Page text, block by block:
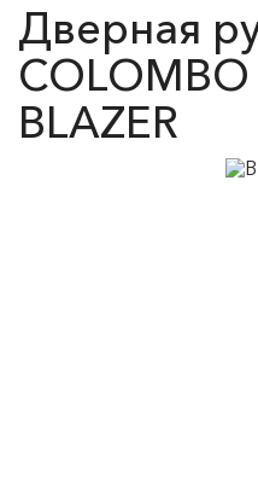
Дверная
BLAZER